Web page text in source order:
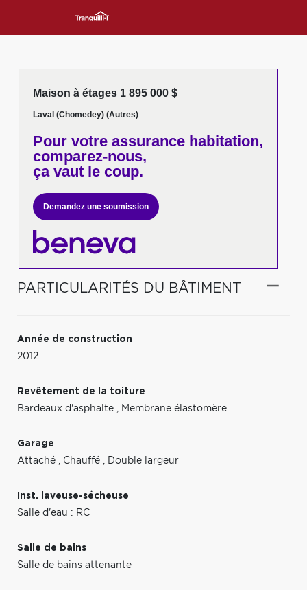
Maison à étages 1 895 000 $
Laval (Chomedey) (Autres)
Pour votreassurance habitation,
comparez-nous,
ça vaut le coup.
Demandez une soumission
PARTICULARITÉS DU BÂTIMENT
Année de construction
2012
Revêtement de la toiture
Bardeaux d'asphalte , Membrane élastomère
Garage
Attaché , Chauffé , Double largeur
Inst. laveuse-sécheuse
Salle d'eau : RC
Salle de bains
Salle de bains attenante